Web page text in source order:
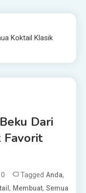
Koktail Klasik
Dari
Favorit
0 Tagged Anda,
, Membuat, Semua